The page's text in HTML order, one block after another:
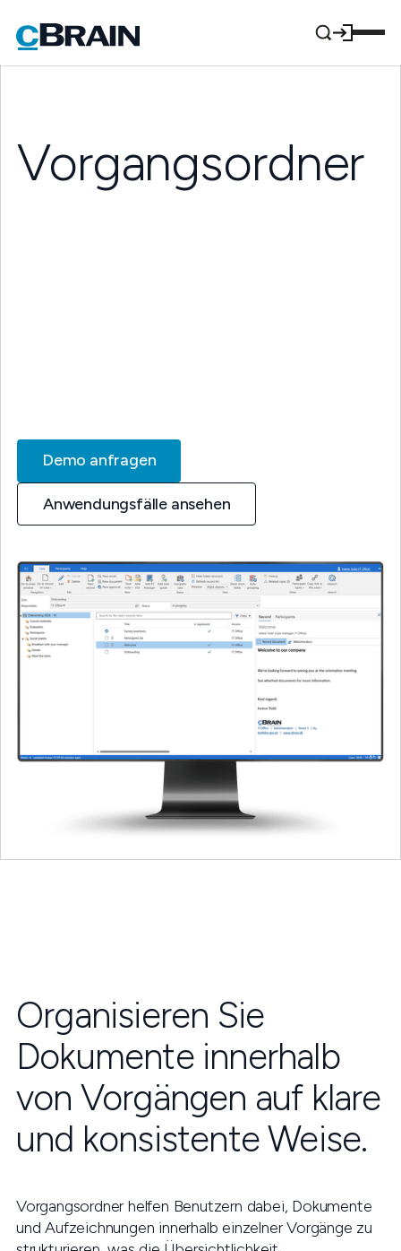
Vorgangsordner
Demo anfragen
Anwendungsfälle ansehen
Organisieren Sie
Dokumente innerhalb
von Vorgängen auf klare
und konsistente Weise.
Vorgangsordner helfen Benutzern dabei, Dokumente
und Aufzeichnungen innerhalb einzelner Vorgänge zu